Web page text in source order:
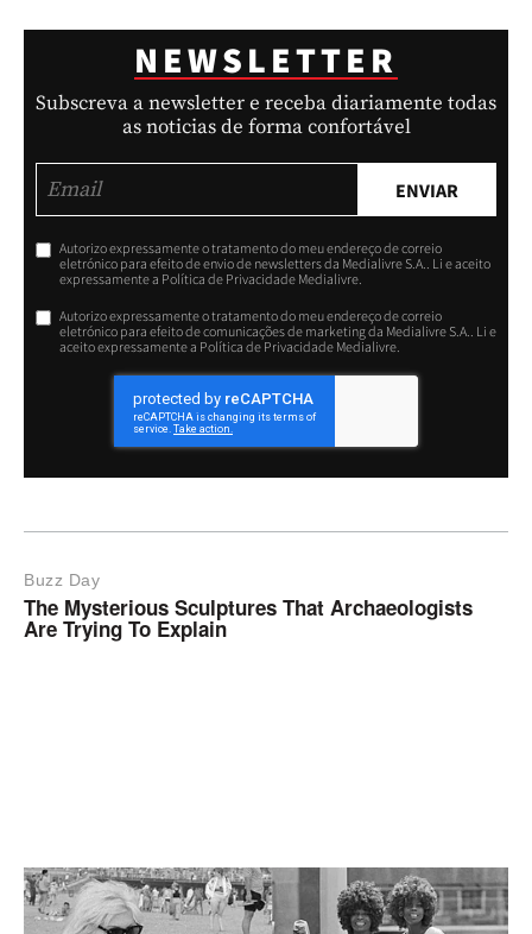
NEWSLETTER
Subscreva a newsletter e receba diariamente todas
as noticias de forma confortável
ENVIAR
Autorizo expressamente o tratamento do meu endereço de correio
eletrónico para efeito de envio de newsletters da Medialivre S.A.. Li e aceito
expressamente a Política de Privacidade Medialivre.
Autorizo expressamente o tratamento do meu endereço de correio
eletrónico para efeito de comunicações de marketing da Medialivre S.A.. Li e
aceito expressamente a Política de Privacidade Medialivre.